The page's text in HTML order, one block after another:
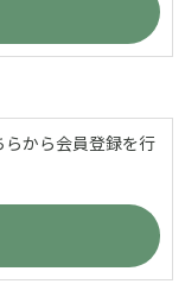
らから会員登録を行